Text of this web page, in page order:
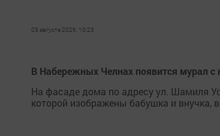
03 августа 2026, 10:23
В Набережных Челнах появится мурал
На фасаде дома по адресу ул. Шамиля
которой изображены бабушка и внучка,